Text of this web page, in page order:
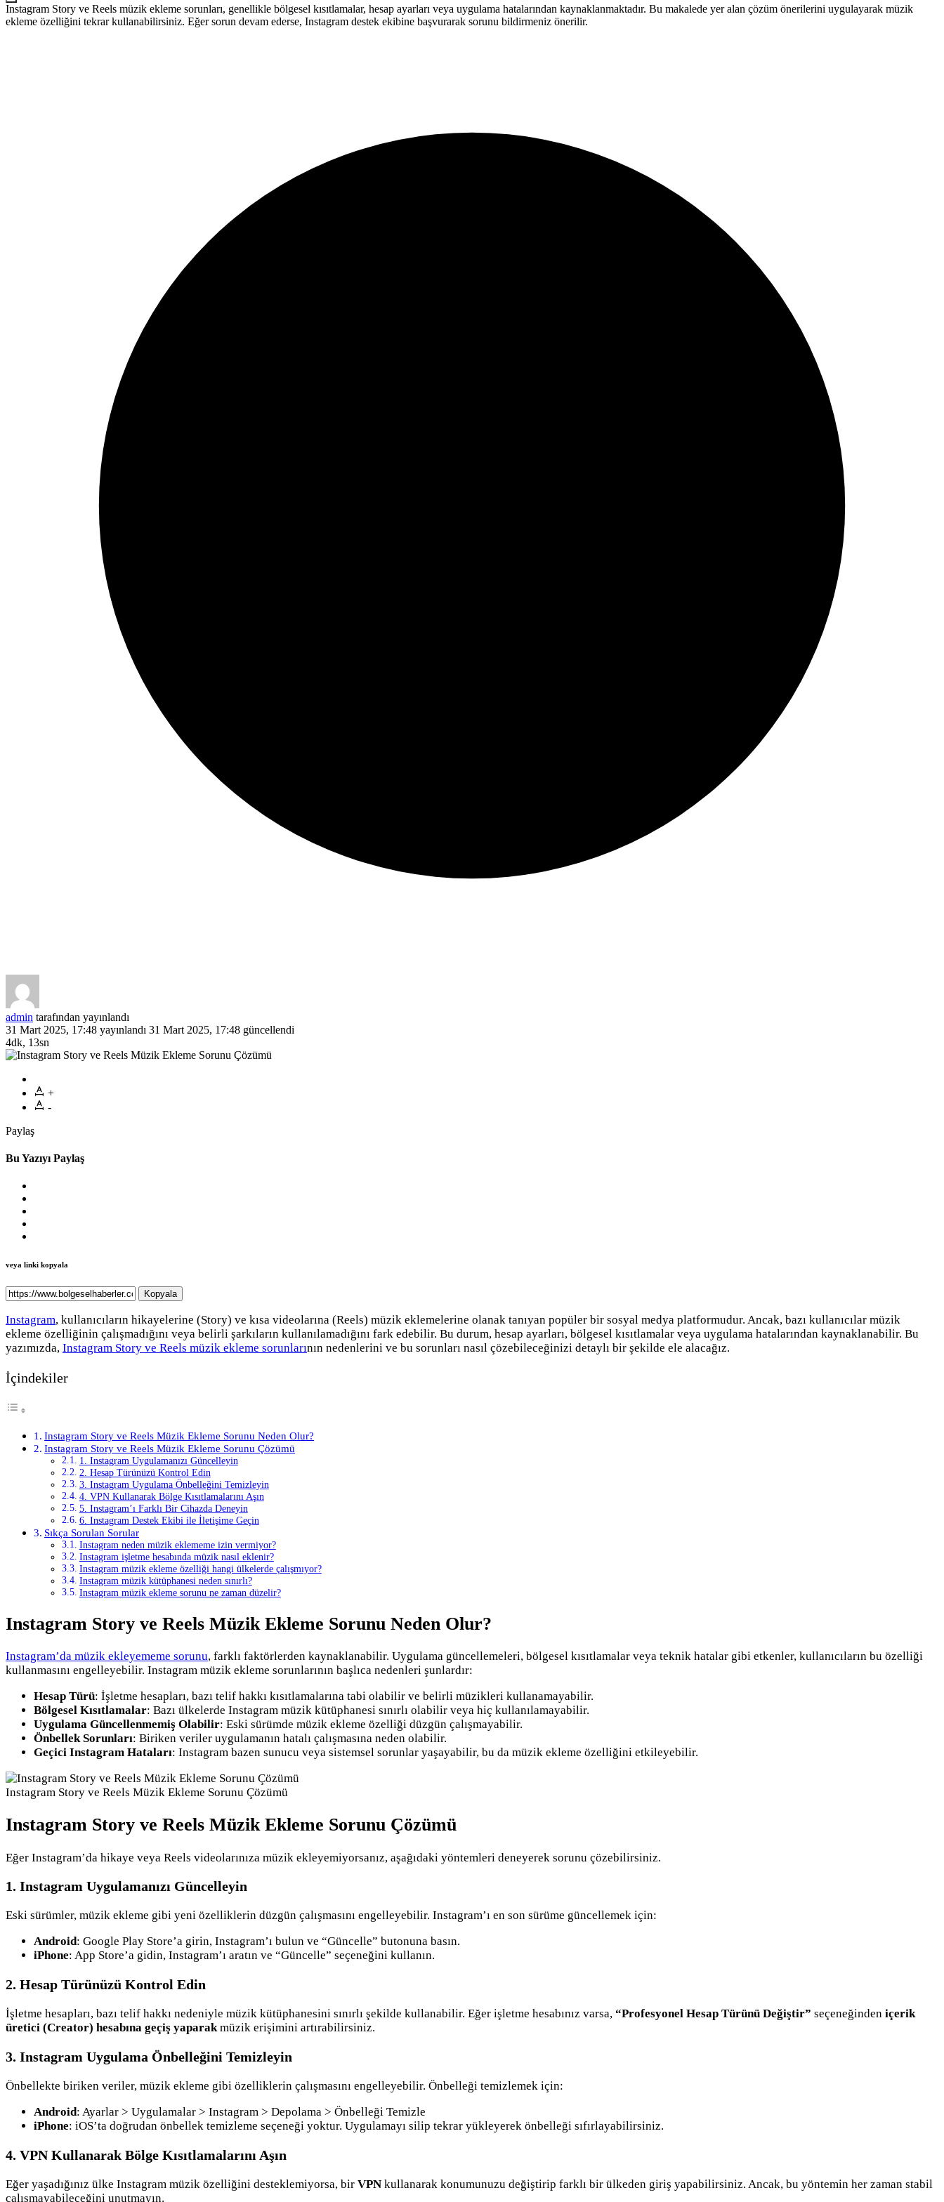
Instagram Story ve Reels müzik ekleme sorunları, genellikle bölgesel kısıtlamalar, hesap ayarları veya uygulama hatalarından kaynaklanmaktadır. Bu makalede yer alan çözüm önerilerini uygulayarak müzik
ekleme özelliğini tekrar kullanabilirsiniz. Eğer sorun devam ederse, Instagram destek ekibine başvurarak sorunu bildirmeniz önerilir.
admin tarafından yayınlandı
31 Mart 2025, 17:48 yayınlandı 31 Mart 2025, 17:48 güncellendi
4dk, 13sn
+
-
Paylaş
Bu Yazıyı Paylaş
veya linki kopyala
Kopyala
Instagram, kullanıcıların hikayelerine (Story) ve kısa videolarına (Reels) müzik eklemelerine olanak tanıyan popüler bir sosyal medya platformudur. Ancak, bazı kullanıcılar müzik
ekleme özelliğinin çalışmadığını veya belirli şarkıların kullanılamadığını fark edebilir. Bu durum, hesap ayarları, bölgesel kısıtlamalar veya uygulama hatalarından kaynaklanabilir. Bu
yazımızda, Instagram Story ve Reels müzik ekleme sorunlarının nedenlerini ve bu sorunları nasıl çözebileceğinizi detaylı bir şekilde ele alacağız.
İçindekiler
Instagram Story ve Reels Müzik Ekleme Sorunu Neden Olur?
Instagram Story ve Reels Müzik Ekleme Sorunu Çözümü
1. Instagram Uygulamanızı Güncelleyin
2. Hesap Türünüzü Kontrol Edin
3. Instagram Uygulama Önbelleğini Temizleyin
4. VPN Kullanarak Bölge Kısıtlamalarını Aşın
5. Instagram’ı Farklı Bir Cihazda Deneyin
6. Instagram Destek Ekibi ile İletişime Geçin
Sıkça Sorulan Sorular
Instagram neden müzik eklememe izin vermiyor?
Instagram işletme hesabında müzik nasıl eklenir?
Instagram müzik ekleme özelliği hangi ülkelerde çalışmıyor?
Instagram müzik kütüphanesi neden sınırlı?
Instagram müzik ekleme sorunu ne zaman düzelir?
Instagram Story ve Reels Müzik Ekleme Sorunu Neden Olur?
Instagram’da müzik ekleyememe sorunu, farklı faktörlerden kaynaklanabilir. Uygulama güncellemeleri, bölgesel kısıtlamalar veya teknik hatalar gibi etkenler, kullanıcıların bu özelliği
kullanmasını engelleyebilir. Instagram müzik ekleme sorunlarının başlıca nedenleri şunlardır:
Hesap Türü: İşletme hesapları, bazı telif hakkı kısıtlamalarına tabi olabilir ve belirli müzikleri kullanamayabilir.
Bölgesel Kısıtlamalar: Bazı ülkelerde Instagram müzik kütüphanesi sınırlı olabilir veya hiç kullanılamayabilir.
Uygulama Güncellenmemiş Olabilir: Eski sürümde müzik ekleme özelliği düzgün çalışmayabilir.
Önbellek Sorunları: Biriken veriler uygulamanın hatalı çalışmasına neden olabilir.
Geçici Instagram Hataları: Instagram bazen sunucu veya sistemsel sorunlar yaşayabilir, bu da müzik ekleme özelliğini etkileyebilir.
Instagram Story ve Reels Müzik Ekleme Sorunu Çözümü
Instagram Story ve Reels Müzik Ekleme Sorunu Çözümü
Eğer Instagram’da hikaye veya Reels videolarınıza müzik ekleyemiyorsanız, aşağıdaki yöntemleri deneyerek sorunu çözebilirsiniz.
1. Instagram Uygulamanızı Güncelleyin
Eski sürümler, müzik ekleme gibi yeni özelliklerin düzgün çalışmasını engelleyebilir. Instagram’ı en son sürüme güncellemek için:
Android: Google Play Store’a girin, Instagram’ı bulun ve “Güncelle” butonuna basın.
iPhone: App Store’a gidin, Instagram’ı aratın ve “Güncelle” seçeneğini kullanın.
2. Hesap Türünüzü Kontrol Edin
İşletme hesapları, bazı telif hakkı nedeniyle müzik kütüphanesini sınırlı şekilde kullanabilir. Eğer işletme hesabınız varsa, “Profesyonel Hesap Türünü Değiştir” seçeneğinden içerik
üretici (Creator) hesabına geçiş yaparakmüzik erişimini artırabilirsiniz.
3. Instagram Uygulama Önbelleğini Temizleyin
Önbellekte biriken veriler, müzik ekleme gibi özelliklerin çalışmasını engelleyebilir. Önbelleği temizlemek için:
Android: Ayarlar > Uygulamalar > Instagram > Depolama > Önbelleği Temizle
iPhone: iOS’ta doğrudan önbellek temizleme seçeneği yoktur. Uygulamayı silip tekrar yükleyerek önbelleği sıfırlayabilirsiniz.
4. VPN Kullanarak Bölge Kısıtlamalarını Aşın
Eğer yaşadığınız ülke Instagram müzik özelliğini desteklemiyorsa, bir VPN kullanarak konumunuzu değiştirip farklı bir ülkeden giriş yapabilirsiniz. Ancak, bu yöntemin her zaman stabil
çalışmayabileceğini unutmayın.